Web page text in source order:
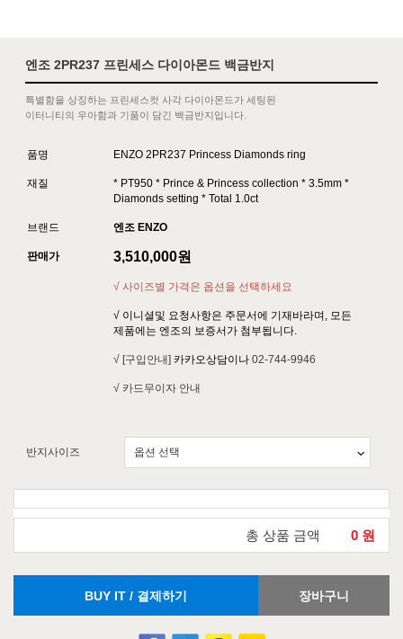
엔조 2PR237 프린세스 다이아몬드 백금반지
특별함을 상징하는 프린세스컷 사각 다이아몬드가 세팅된
이터니티의 우아함과 기품이 담긴 백금반지입니다.
품명 ENZO 2PR237 Princess Diamonds ring
재질
* PT950 * Prince & Princess collection * 3.5mm *
Diamonds setting * Total 1.0ct
브랜드 엔조 ENZO
판매가 3,510,000원
√ 사이즈별 가격은 옵션을 선택하세요
√ 이니셜및 요청사항은 주문서에 기재바라며, 모든
제품에는 엔조의 보증서가 첨부됩니다.
√ [구입안내] 카카오상담이나 02-744-9946
√ 카드무이자 안내
반지사이즈
총 상품 금액 0 원
BUY IT / 결제하기 장바구니